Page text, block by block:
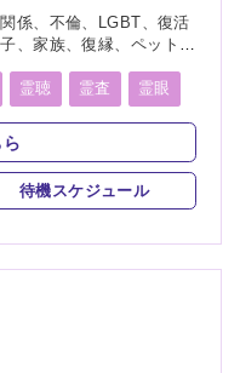
係、不倫、LGBT、復活
、家族、復縁、ペット、
霊聴 霊査 霊眼
守護霊 背後霊
願 祈祷 波動修正
待機スケジュール